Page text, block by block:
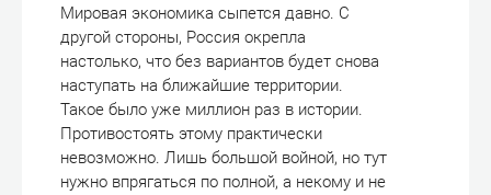
Мировая экономика сыпется давно. С
другой стороны, Россия окрепла
настолько, что без вариантов будет снова
наступать на ближайшие территории.
Такое было уже миллион раз в истории.
Противостоять этому практически
невозможно. Лишь большой войной, но тут
нужно впрягаться по полной, а некому и не